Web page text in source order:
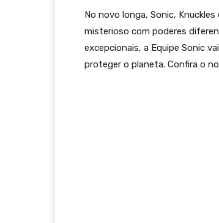
No novo longa, Sonic,
misterioso com poderes
excepcionais, a Equipe Sonic
proteger o planeta. Confira o